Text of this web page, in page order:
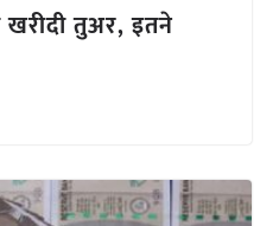
तुअर, इतने